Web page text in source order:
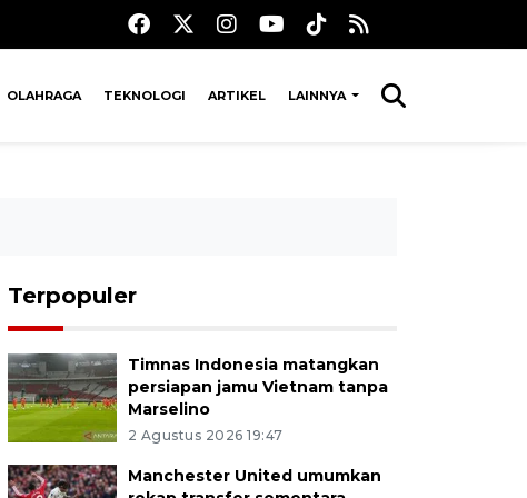
OLAHRAGA TEKNOLOGI ARTIKEL LAINNYA
Terpopuler
Timnas Indonesia matangkan
persiapan jamu Vietnam tanpa
Marselino
2 Agustus 2026 19:47
Manchester United umumkan